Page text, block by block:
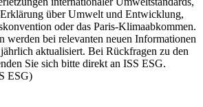
über Umwelt und Entwicklung,
oder das Paris-Klimaabkommen.
werden bei relevanten neuen Informationen
aktualisiert. Bei Rückfragen zu den
Sie sich bitte direkt an ISS ESG.
ESG)